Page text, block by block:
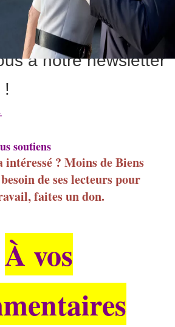
à notre newsletter
!
soutiens
intéressé ? Moins de Biens
de ses lecteurs pour
faites un don.
À vos